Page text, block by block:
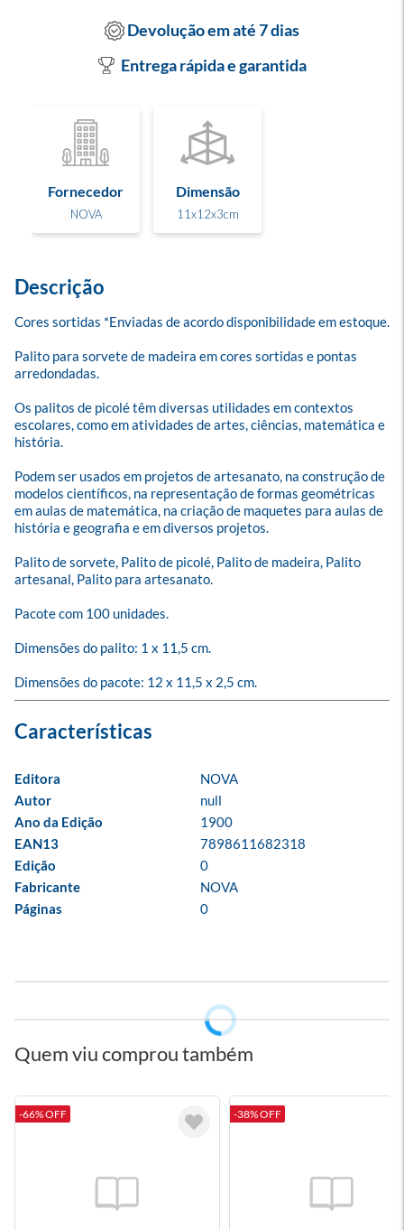
Devolução em até 7 dias
Entrega rápida e garantida
Fornecedor
NOVA
Dimensão
11x12x3cm
Descrição
Cores sortidas *Enviadas de acordo disponibilidade em estoque.
Palito para sorvete de madeira em cores sortidas e pontas
arredondadas.
Os palitos de picolé têm diversas utilidades em contextos
escolares, como em atividades de artes, ciências, matemática e
história.
Podem ser usados em projetos de artesanato, na construção de
modelos científicos, na representação de formas geométricas
em aulas de matemática, na criação de maquetes para aulas de
história e geografia e em diversos projetos.
Palito de sorvete, Palito de picolé, Palito de madeira, Palito
artesanal, Palito para artesanato.
Pacote com 100 unidades.
Dimensões do palito: 1 x 11,5 cm.
Dimensões do pacote: 12 x 11,5 x 2,5 cm.
Editora
NOVA
Autor
null
Ano da Edição
1900
EAN13
7898611682318
Edição
0
Fabricante
NOVA
Páginas
0
Quem viu comprou também
-66% OFF -38% OFF